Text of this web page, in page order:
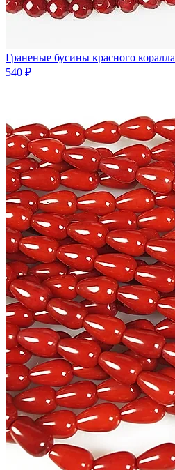
Граненые бусины красного коралла
540 ₽